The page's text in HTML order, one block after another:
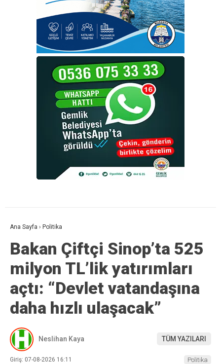
Ana Sayfa › Politika
Bakan Çiftçi Sinop’ta 525
milyon TL’lik yatırımları
açtı: “Devlet vatandaşına
daha hızlı ulaşacak”
Neslihan Kaya TÜM YAZILARI
Giriş: 07-08-2026 16:11
Politika